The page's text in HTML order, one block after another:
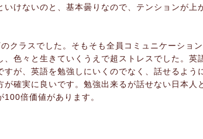
けないのと、基本曇りなので、テンションが上
クラスでした。そもそも全員コミュニケーショ
色々と生きていくうえで超ストレスでした。英
が、英語を勉強しにいくのでなく、話せるよう
確実に良いです。勉強出来るが話せない日本人
倍価値があります。